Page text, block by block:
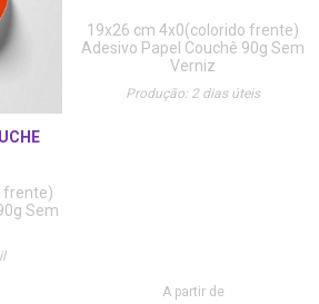
frente)
Sem
19x26 cm 4x0(colorido frente)
Adesivo Papel Couchê 90g Sem
Verniz
Produção: 2 dias úteis
A partir de